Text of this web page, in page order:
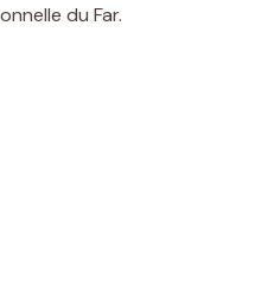
du Far.